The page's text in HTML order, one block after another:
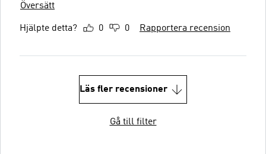
Översätt
Hjälpte detta? 0 0 Rapportera recension
Läs fler recensioner
Gå till filter